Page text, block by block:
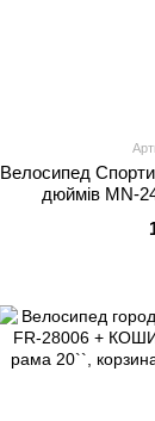
Велоcипед
дюймів MN-